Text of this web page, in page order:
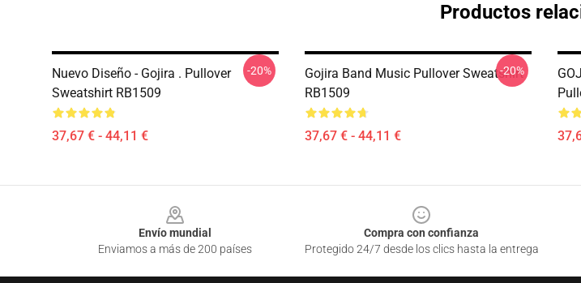
Productos
Nuevo Diseño - Gojira . Pullover
Sweatshirt RB1509
37,67 € - 44,11 €
-20%
Gojira Band Music Pullover Sweatshirt
RB1509
37,67 € - 44,11 €
-20%
Envío mundial
Enviamos a más de 200 países
Compra con confianza
Protegido 24/7 desde los clics hasta la entrega